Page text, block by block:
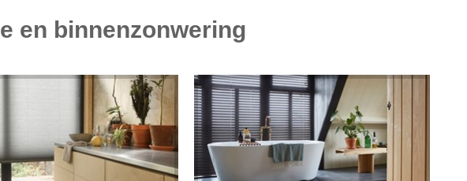
en binnenzonwering